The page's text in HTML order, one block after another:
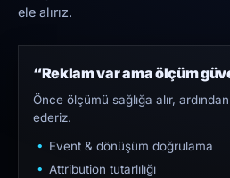
ele alırız.
“Reklam var ama ölçüm
Önce ölçümü sağlığa alır,
ederiz.
Event & dönüşüm doğrulama
Attribution tutarlılığı